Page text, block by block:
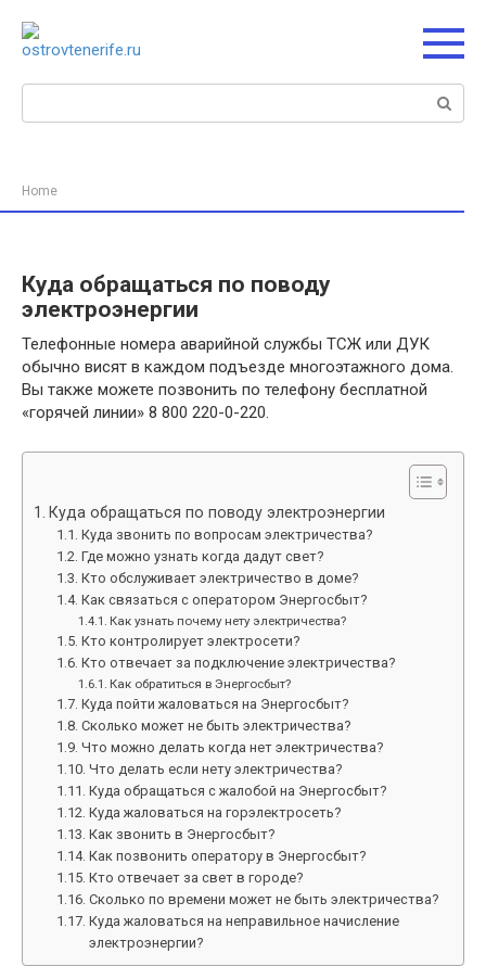
контенту
Поиск:
Home
Куда обращаться по поводу
электроэнергии
Телефонные номера аварийной службы ТСЖ или ДУК
обычно висят в каждом подъезде многоэтажного дома.
Вы также можете позвонить по телефону бесплатной
«горячей линии» 8 800 220-0-220.
Куда обращаться по поводу электроэнергии
Куда звонить по вопросам электричества?
Где можно узнать когда дадут свет?
Кто обслуживает электричество в доме?
Как связаться с оператором Энергосбыт?
Как узнать почему нету электричества?
Кто контролирует электросети?
Кто отвечает за подключение электричества?
Как обратиться в Энергосбыт?
Куда пойти жаловаться на Энергосбыт?
Сколько может не быть электричества?
Что можно делать когда нет электричества?
Что делать если нету электричества?
Куда обращаться с жалобой на Энергосбыт?
Куда жаловаться на горэлектросеть?
Как звонить в Энергосбыт?
Как позвонить оператору в Энергосбыт?
Кто отвечает за свет в городе?
Сколько по времени может не быть электричества?
Куда жаловаться на неправильное начисление
электроэнергии?